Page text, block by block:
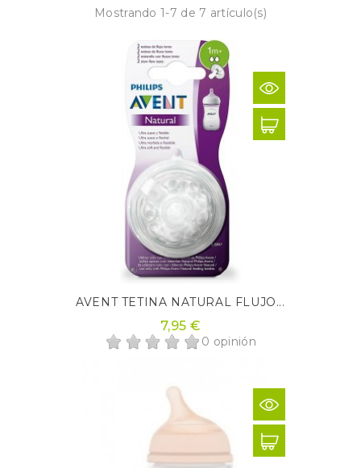
Mostrando 1-7 de 7 artículo(s)
AVENT TETINA NATURAL FLUJO...
7,95 €
0 opinión